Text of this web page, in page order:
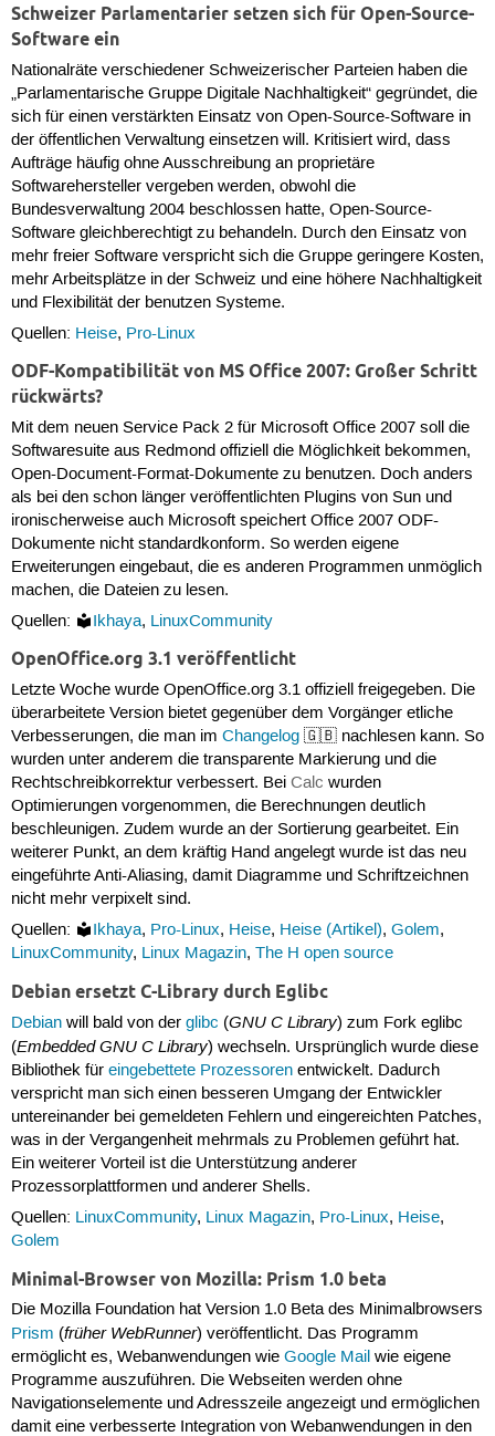
Schweizer Parlamentarier setzen sich für Open-Source-
Software ein
Nationalräte verschiedener Schweizerischer Parteien haben die
„Parlamentarische Gruppe Digitale Nachhaltigkeit“ gegründet, die
sich für einen verstärkten Einsatz von Open-Source-Software in
der öffentlichen Verwaltung einsetzen will. Kritisiert wird, dass
Aufträge häufig ohne Ausschreibung an proprietäre
Softwarehersteller vergeben werden, obwohl die
Bundesverwaltung 2004 beschlossen hatte, Open-Source-
Software gleichberechtigt zu behandeln. Durch den Einsatz von
mehr freier Software verspricht sich die Gruppe geringere Kosten,
mehr Arbeitsplätze in der Schweiz und eine höhere Nachhaltigkeit
und Flexibilität der benutzen Systeme.
Quellen: Heise, Pro-Linux
ODF-Kompatibilität von MS Office 2007: Großer Schritt
rückwärts?
Mit dem neuen Service Pack 2 für Microsoft Office 2007 soll die
Softwaresuite aus Redmond offiziell die Möglichkeit bekommen,
Open-Document-Format-Dokumente zu benutzen. Doch anders
als bei den schon länger veröffentlichten Plugins von Sun und
ironischerweise auch Microsoft speichert Office 2007 ODF-
Dokumente nicht standardkonform. So werden eigene
Erweiterungen eingebaut, die es anderen Programmen unmöglich
machen, die Dateien zu lesen.
Quellen:
Ikhaya, LinuxCommunity
OpenOffice.org 3.1 veröffentlicht
Letzte Woche wurde OpenOffice.org 3.1 offiziell freigegeben. Die
überarbeitete Version bietet gegenüber dem Vorgänger etliche
Verbesserungen, die man im Changelog🇬🇧 nachlesen kann. So
wurden unter anderem die transparente Markierung und die
Rechtschreibkorrektur verbessert. Bei Calc wurden
Optimierungen vorgenommen, die Berechnungen deutlich
beschleunigen. Zudem wurde an der Sortierung gearbeitet. Ein
weiterer Punkt, an dem kräftig Hand angelegt wurde ist das neu
eingeführte Anti-Aliasing, damit Diagramme und Schriftzeichnen
nicht mehr verpixelt sind.
Quellen:
Ikhaya, Pro-Linux, Heise, Heise (Artikel), Golem,
LinuxCommunity, Linux Magazin, The H open source
Debian ersetzt C-Library durch Eglibc
Debianwill bald von der glibc (GNU C Library) zum Fork eglibc
(Embedded GNU C Library) wechseln. Ursprünglich wurde diese
Bibliothek für eingebettete Prozessorenentwickelt. Dadurch
verspricht man sich einen besseren Umgang der Entwickler
untereinander bei gemeldeten Fehlern und eingereichten Patches,
was in der Vergangenheit mehrmals zu Problemen geführt hat.
Ein weiterer Vorteil ist die Unterstützung anderer
Prozessorplattformen und anderer Shells.
Quellen: LinuxCommunity, Linux Magazin, Pro-Linux, Heise,
Golem
Minimal-Browser von Mozilla: Prism 1.0 beta
Die Mozilla Foundation hat Version 1.0 Beta des Minimalbrowsers
Prism (früher WebRunner) veröffentlicht. Das Programm
ermöglicht es, Webanwendungen wie Google Mailwie eigene
Programme auszuführen. Die Webseiten werden ohne
Navigationselemente und Adresszeile angezeigt und ermöglichen
damit eine verbesserte Integration von Webanwendungen in den